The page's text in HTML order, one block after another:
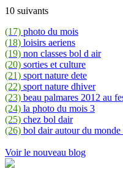
10 suivants
(17) photo du mois
(18) loisirs aeriens
(19) non classes bol d air
(20) sorties et culture
(21) sport nature dete
(22) sport nature dhiver
(23) beau palmares 2012 au
(24) la photo du mois 3
(25) chez bol dair
(26) bol dair autour du monde
Voir le nouveau blog